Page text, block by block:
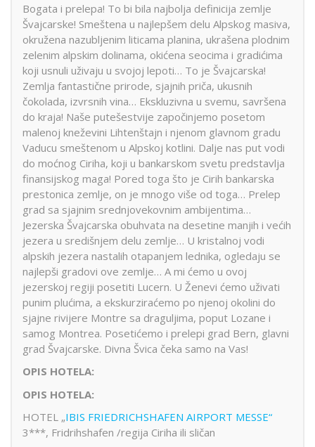
Bogata i prelepa! To bi bila najbolja definicija zemlje
Švajcarske! Smeštena u najlepšem delu Alpskog masiva,
okružena nazubljenim liticama planina, ukrašena plodnim
zelenim alpskim dolinama, okićena seocima i gradićima
koji usnuli uživaju u svojoj lepoti… To je Švajcarska!
Zemlja fantastične prirode, sjajnih priča, ukusnih
čokolada, izvrsnih vina… Ekskluzivna u svemu, savršena
do kraja! Naše putešestvije započinjemo posetom
malenoj kneževini Lihtenštajn i njenom glavnom gradu
Vaducu smeštenom u Alpskoj kotlini. Dalje nas put vodi
do moćnog Ciriha, koji u bankarskom svetu predstavlja
finansijskog maga! Pored toga što je Cirih bankarska
prestonica zemlje, on je mnogo više od toga… Prelep
grad sa sjajnim srednjovekovnim ambijentima…
Jezerska Švajcarska obuhvata na desetine manjih i većih
jezera u središnjem delu zemlje… U kristalnoj vodi
alpskih jezera nastalih otapanjem lednika, ogledaju se
najlepši gradovi ove zemlje… A mi ćemo u ovoj
jezerskoj regiji posetiti Lucern. U Ženevi ćemo uživati
punim plućima, a ekskurziraćemo po njenoj okolini do
sjajne rivijere Montre sa draguljima, poput Lozane i
samog Montrea. Posetićemo i prelepi grad Bern, glavni
grad Švajcarske. Divna Švica čeka samo na Vas!
OPIS HOTELA:
OPIS HOTELA:
HOTEL „IBIS FRIEDRICHSHAFEN AIRPORT MESSE“
3***, Fridrihshafen /regija Ciriha ili sličan